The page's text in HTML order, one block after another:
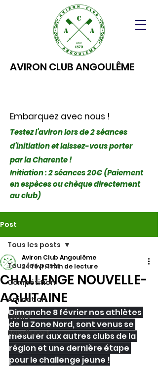
AVIRON CLUB ANGOULÊME
Embarquez avec nous !
Testez l'aviron lors de 2 séances
d'initiation et laissez-vous porter
par la Charente !
Initiation : 2 séances 20€ (Paiement
en espèces ou chèque directement
au club)
Post
Tous les posts
Compétition
Animation
Loisirs
Handisport
Tous les posts
CHALLENGE NOUVELLE-
AQUITAINE
Aviron Club Angoulême
24 févr.1 min de lecture
Dimanche 8 février nos athlètes
de la Zone Nord, sont venus se
mesurer aux autres clubs de la
région et une dernière étape
pour le challenge jeune !